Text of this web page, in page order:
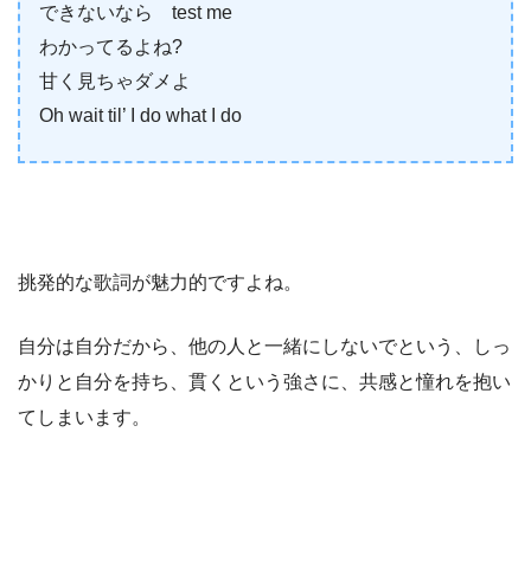
できないなら test me
わかってるよね?
甘く見ちゃダメよ
Oh wait til’ I do what I do
挑発的な歌詞が魅力的ですよね。
自分は自分だから、他の人と一緒にしないでという、しっ
かりと自分を持ち、貫くという強さに、共感と憧れを抱い
てしまいます。